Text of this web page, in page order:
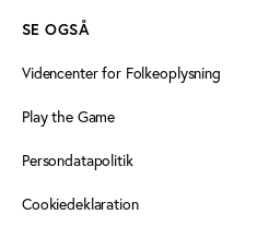
SE OGSÅ
Videncenter for Folkeoplysning
Play the Game
Persondatapolitik
Cookiedeklaration